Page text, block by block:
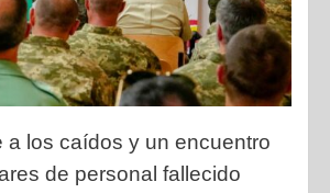
a los caídos y un encuentro
de personal fallecido